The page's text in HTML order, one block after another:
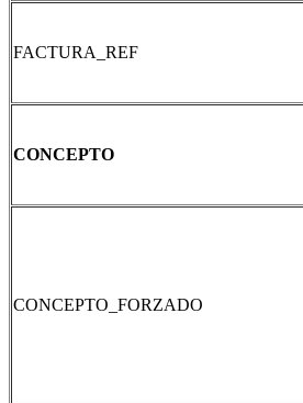
FACTURA_REF
CONCEPTO
CONCEPTO_FORZADO